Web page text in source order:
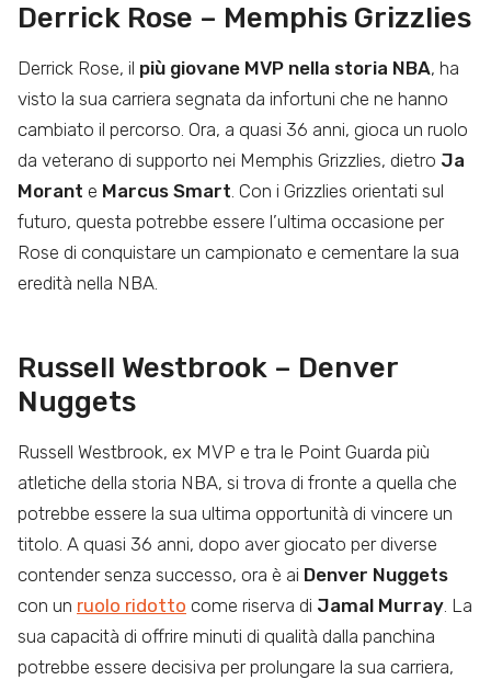
Derrick Rose – Memphis Grizzlies
Derrick Rose, il più giovane MVP nella storia NBA, ha
visto la sua carriera segnata da infortuni che ne hanno
cambiato il percorso. Ora, a quasi 36 anni, gioca un ruolo
da veterano di supporto nei Memphis Grizzlies, dietro Ja
Morant e Marcus Smart. Con i Grizzlies orientati sul
futuro, questa potrebbe essere l’ultima occasione per
Rose di conquistare un campionato e cementare la sua
eredità nella NBA.
Russell Westbrook – Denver
Nuggets
Russell Westbrook, ex MVP e tra le Point Guarda più
atletiche della storia NBA, si trova di fronte a quella che
potrebbe essere la sua ultima opportunità di vincere un
titolo. A quasi 36 anni, dopo aver giocato per diverse
contender senza successo, ora è ai Denver Nuggets
con un ruolo ridotto come riserva di Jamal Murray. La
sua capacità di offrire minuti di qualità dalla panchina
potrebbe essere decisiva per prolungare la sua carriera,